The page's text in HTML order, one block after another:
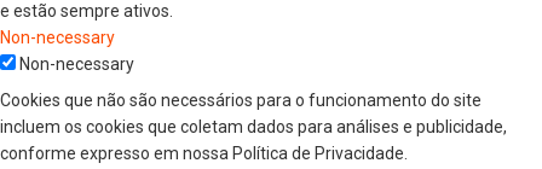
e estão sempre ativos.
Non-necessary
Non-necessary
Cookies que não são necessários para o funcionamento do site
incluem os cookies que coletam dados para análises e publicidade,
conforme expresso em nossa Política de Privacidade.